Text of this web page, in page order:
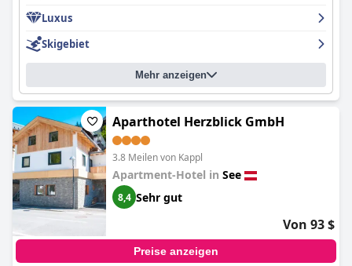
Luxus
Skigebiet
Mehr anzeigen
Aparthotel Herzblick GmbH
3.8 Meilen von Kappl
Apartment-Hotel in See
8,4 Sehr gut
Von 93 $
Preise anzeigen